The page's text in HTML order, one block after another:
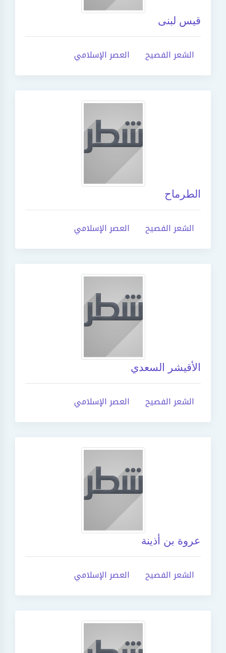
قيس لبنى
الشعر الفصيح العصر الإسلامي
الطرماح
الشعر الفصيح العصر الإسلامي
الأقيشر السعدي
الشعر الفصيح العصر الإسلامي
عروة بن أذينة
الشعر الفصيح العصر الإسلامي